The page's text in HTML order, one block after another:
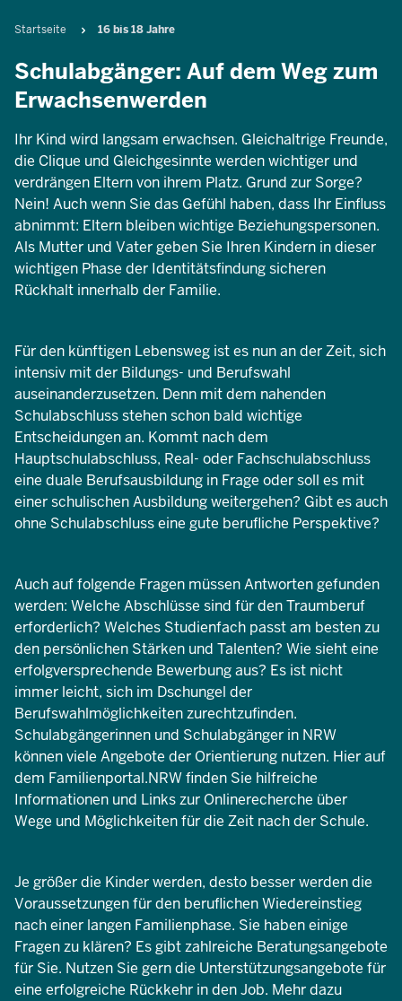
Pfadnavigation
Startseite 16 bis 18 Jahre
Schulabgänger: Auf dem Weg zum
Erwachsenwerden
Ihr Kind wird langsam erwachsen. Gleichaltrige Freunde,
die Clique und Gleichgesinnte werden wichtiger und
verdrängen Eltern von ihrem Platz. Grund zur Sorge?
Nein! Auch wenn Sie das Gefühl haben, dass Ihr Einfluss
abnimmt: Eltern bleiben wichtige Beziehungspersonen.
Als Mutter und Vater geben Sie Ihren Kindern in dieser
wichtigen Phase der Identitätsfindung sicheren
Rückhalt innerhalb der Familie.
Für den künftigen Lebensweg ist es nun an der Zeit, sich
intensiv mit der Bildungs- und Berufswahl
auseinanderzusetzen. Denn mit dem nahenden
Schulabschluss stehen schon bald wichtige
Entscheidungen an. Kommt nach dem
Hauptschulabschluss, Real- oder Fachschulabschluss
eine duale Berufsausbildung in Frage oder soll es mit
einer schulischen Ausbildung weitergehen? Gibt es auch
ohne Schulabschluss eine gute berufliche Perspektive?
Auch auf folgende Fragen müssen Antworten gefunden
werden: Welche Abschlüsse sind für den Traumberuf
erforderlich? Welches Studienfach passt am besten zu
den persönlichen Stärken und Talenten? Wie sieht eine
erfolgversprechende Bewerbung aus? Es ist nicht
immer leicht, sich im Dschungel der
Berufswahlmöglichkeiten zurechtzufinden.
Schulabgängerinnen und Schulabgänger in NRW
können viele Angebote der Orientierung nutzen. Hier auf
dem Familienportal.NRW finden Sie hilfreiche
Informationen und Links zur Onlinerecherche über
Wege und Möglichkeiten für die Zeit nach der Schule.
Je größer die Kinder werden, desto besser werden die
Voraussetzungen für den beruflichen Wiedereinstieg
nach einer langen Familienphase. Sie haben einige
Fragen zu klären? Es gibt zahlreiche Beratungsangebote
für Sie. Nutzen Sie gern die Unterstützungsangebote für
eine erfolgreiche Rückkehr in den Job. Mehr dazu